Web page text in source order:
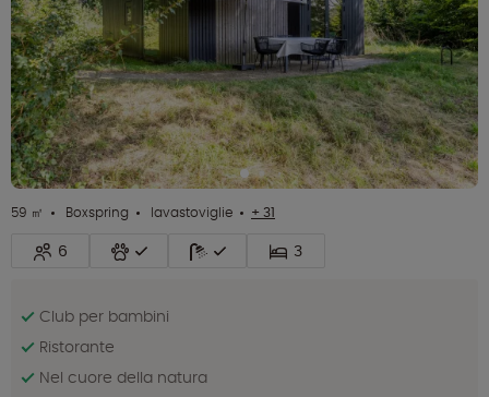
59 ㎡ Boxspring lavastoviglie + 31
6 3
Club per bambini
Ristorante
Nel cuore della natura